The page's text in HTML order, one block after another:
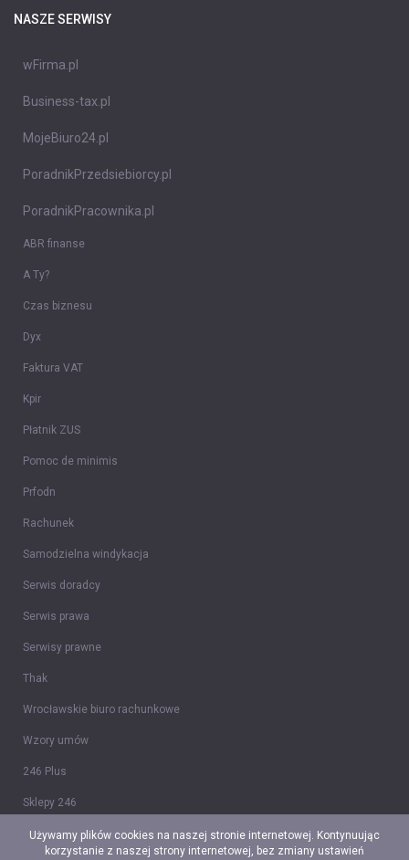
NASZE SERWISY
wFirma.pl
Business-tax.pl
MojeBiuro24.pl
PoradnikPrzedsiebiorcy.pl
PoradnikPracownika.pl
ABR finanse
A Ty?
Czas biznesu
Dyx
Faktura VAT
Kpir
Płatnik ZUS
Pomoc de minimis
Prfodn
Rachunek
Samodzielna windykacja
Serwis doradcy
Serwis prawa
Serwisy prawne
Thak
Wrocławskie biuro rachunkowe
Wzory umów
246 Plus
Sklepy 246
Tidy CRM
Używamy plików cookies na naszej stronie internetowej. Kontynuując
korzystanie z naszej strony internetowej, bez zmiany ustawień